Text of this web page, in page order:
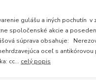
gulášu a iných pochutín v
spoločenské akcie a
súprava obsahuje:
oceľ s antikórovou
cc... celý popis